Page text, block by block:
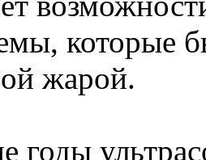
которые
жарой.
годы